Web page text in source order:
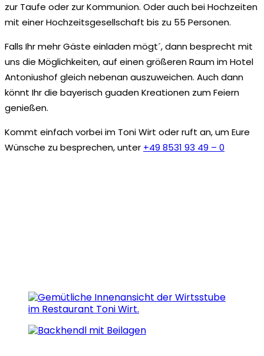
zur Taufe oder zur Kommunion. Oder auch bei Hochzeiten
mit einer Hochzeitsgesellschaft bis zu 55 Personen.
Falls Ihr mehr Gäste einladen mögt´, dann besprecht mit
uns die Möglichkeiten, auf einen größeren Raum im Hotel
Antoniushof gleich nebenan auszuweichen. Auch dann
könnt Ihr die bayerisch guaden Kreationen zum Feiern
genießen.
Kommt einfach vorbei im Toni Wirt oder ruft an, um Eure
Wünsche zu besprechen, unter +49 8531 93 49 – 0